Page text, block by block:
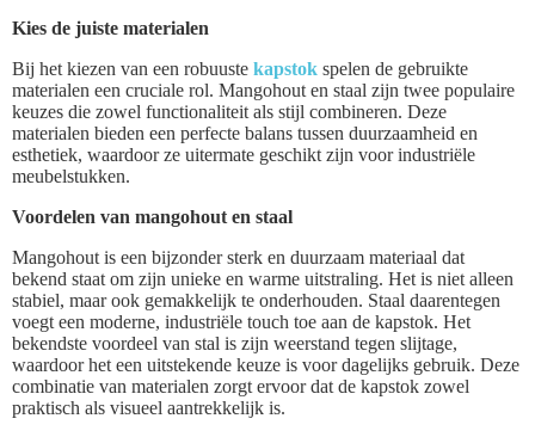
Kies de juiste materialen
Bij het kiezen van een robuuste kapstok spelen de gebruikte
materialen een cruciale rol. Mangohout en staal zijn twee populaire
keuzes die zowel functionaliteit als stijl combineren. Deze
materialen bieden een perfecte balans tussen duurzaamheid en
esthetiek, waardoor ze uitermate geschikt zijn voor industriële
meubelstukken.
Voordelen van mangohout en staal
Mangohout is een bijzonder sterk en duurzaam materiaal dat
bekend staat om zijn unieke en warme uitstraling. Het is niet alleen
stabiel, maar ook gemakkelijk te onderhouden. Staal daarentegen
voegt een moderne, industriële touch toe aan de kapstok. Het
bekendste voordeel van stal is zijn weerstand tegen slijtage,
waardoor het een uitstekende keuze is voor dagelijks gebruik. Deze
combinatie van materialen zorgt ervoor dat de kapstok zowel
praktisch als visueel aantrekkelijk is.